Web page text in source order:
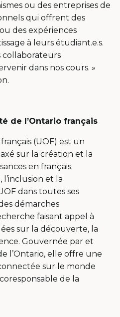
ou des entreprises de
qui offrent des
des expériences
à leurs étudiant.e.s.
collaborateurs
dans nos cours. »
de l’Ontario français
(UOF) est un
sur la création et la
en français.
l’inclusion et la
dans toutes ses
démarches
faisant appel à
sur la découverte, la
Gouvernée par et
l’Ontario, elle offre une
sur le monde
de la